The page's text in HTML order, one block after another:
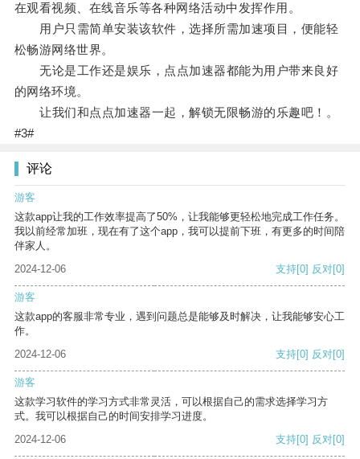
在观看视频、在线音乐等各种网络活动中发挥作用。
用户只需简单安装该软件，选择所需加速项目，便能轻
松畅游网络世界。
无论是工作还是娱乐，点点加速器都能为用户带来良好
的网络环境。
让我们和点点加速器一起，解锁无限畅游的乐趣吧！。
#3#
评论
游客
这款app让我的工作效率提高了50%，让我能够更轻松地完成工作任务。
我以前经常加班，现在有了这个app，我可以提前下班，有更多的时间陪
伴家人。
2024-12-06
支持[0] 反对[0]
游客
这款app的客服非常专业，遇到问题总是能够及时解决，让我能够安心工
作。
2024-12-06
支持[0] 反对[0]
游客
这款学习软件的学习方式非常灵活，可以根据自己的需求选择学习方
式。我可以根据自己的时间安排学习进度。
2024-12-06
支持[0] 反对[0]